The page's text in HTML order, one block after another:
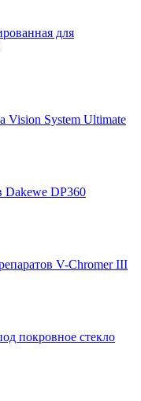
для
Vision System Ultimate
Dakewe DP360
V-Chromer III
покровное стекло